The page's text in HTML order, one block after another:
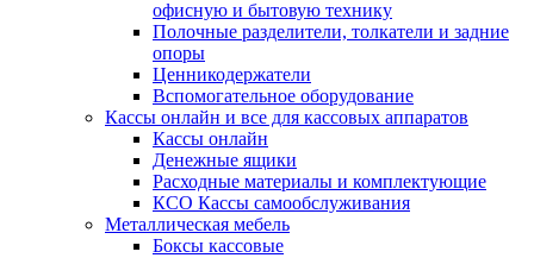
офисную и бытовую технику
Полочные разделители, толкатели и задние
опоры
Ценникодержатели
Вспомогательное оборудование
Кассы онлайн и все для кассовых аппаратов
Кассы онлайн
Денежные ящики
Расходные материалы и комплектующие
КСО Кассы самообслуживания
Металлическая мебель
Боксы кассовые